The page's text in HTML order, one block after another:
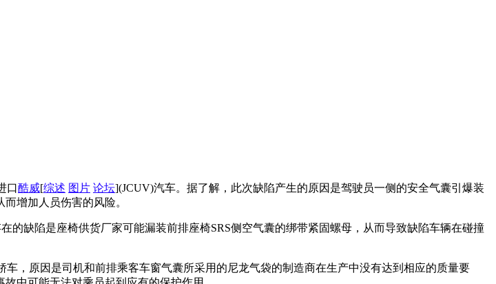
口酷威[综述 图片 论坛](JCUV)汽车。据了解，此次缺陷产生的原因是驾驶员一侧的安全气囊引爆装
增加人员伤害的风险。
的缺陷是座椅供货厂家可能漏装前排座椅SRS侧空气囊的绑带紧固螺母，从而导致缺陷车辆在碰撞
，原因是司机和前排乘客车窗气囊所采用的尼龙气袋的制造商在生产中没有达到相应的质量要